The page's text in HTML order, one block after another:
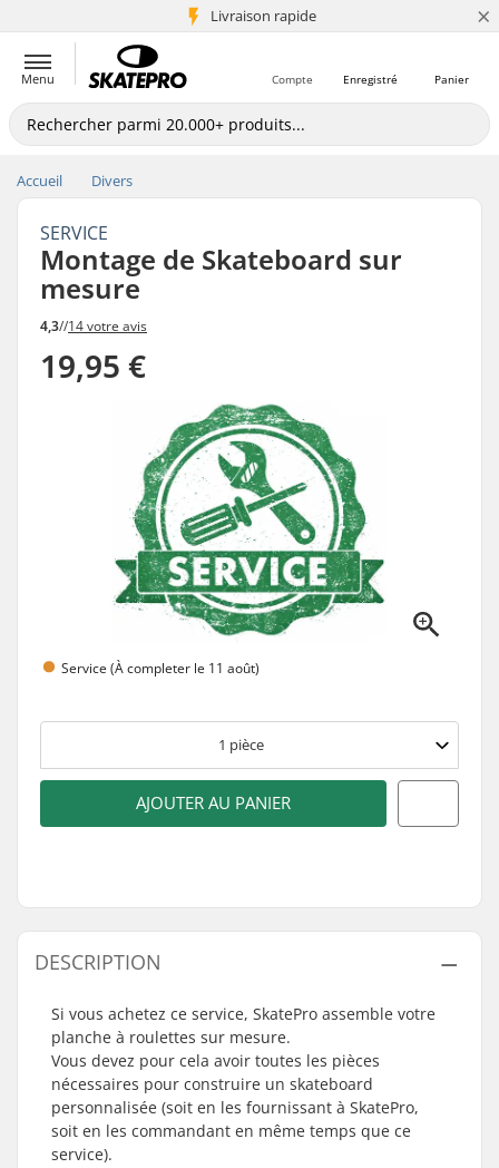
Livraison rapide
+5 mio de clients ×
Menu Panier
Enregistré
Compte
Accueil Divers
SERVICE
Montage de Skateboard sur
mesure
4,3//14 votre avis
19,95 €
Service (À completer le 11 août)
1 pièce
AJOUTER AU PANIER
DESCRIPTION
Si vous achetez ce service, SkatePro assemble votre
planche à roulettes sur mesure.
Vous devez pour cela avoir toutes les pièces
nécessaires pour construire un skateboard
personnalisée (soit en les fournissant à SkatePro,
soit en les commandant en même temps que ce
service).